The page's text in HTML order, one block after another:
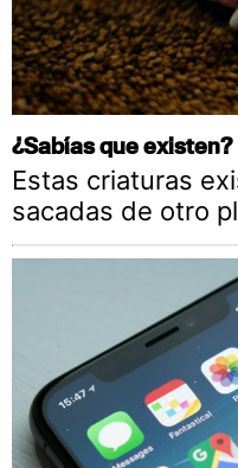
¿Sabías que existen?
Estas criaturas
sacadas de otro